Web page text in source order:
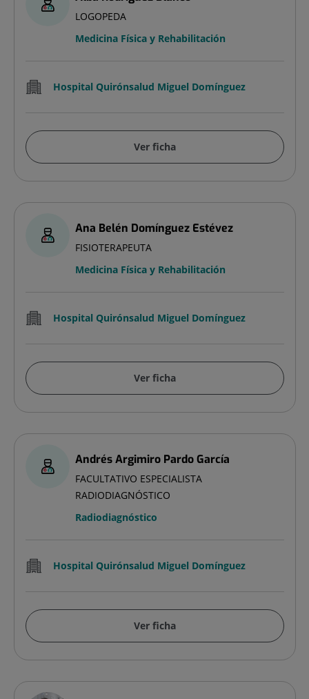
LOGOPEDA
Medicina Física y Rehabilitación
Hospital Quirónsalud Miguel Domínguez
Ver ficha
Ana Belén Domínguez Estévez
FISIOTERAPEUTA
Medicina Física y Rehabilitación
Hospital Quirónsalud Miguel Domínguez
Ver ficha
Andrés Argimiro Pardo García
FACULTATIVO ESPECIALISTA
RADIODIAGNÓSTICO
Radiodiagnóstico
Hospital Quirónsalud Miguel Domínguez
Ver ficha